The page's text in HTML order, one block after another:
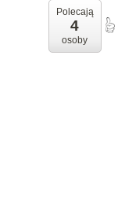
Polecają
4
osoby